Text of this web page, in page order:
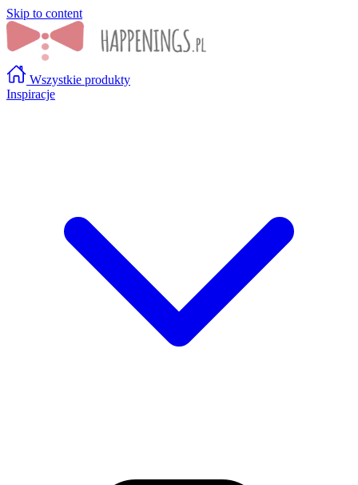
Skip to content
Wszystkie produkty
Inspiracje